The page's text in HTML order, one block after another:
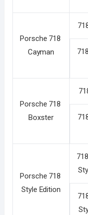
Porsche 718
Cayman
Porsche 718
Boxster
Porsche 718
Style Edition